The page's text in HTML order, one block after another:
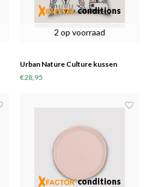
2 op voorraad
conditions
Urban Nature Culture kussen
Papagaio
€28,95
conditions